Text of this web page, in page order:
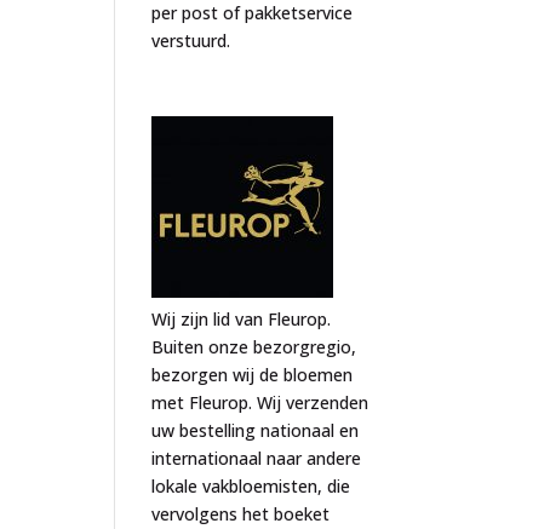
per post of pakketservice
verstuurd.
Wij zijn lid van Fleurop.
Buiten onze bezorgregio,
bezorgen wij de bloemen
met Fleurop. Wij verzenden
uw bestelling nationaal en
internationaal naar andere
lokale vakbloemisten, die
vervolgens het boeket